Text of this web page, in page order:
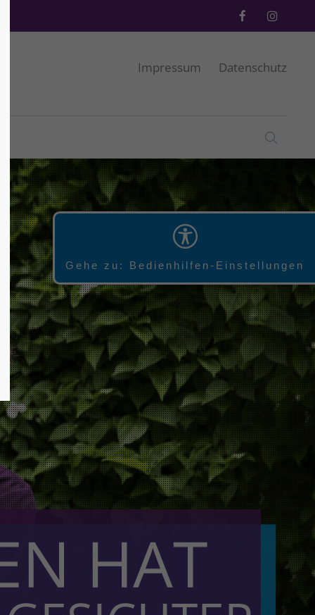
Impressum Datenschutz
HAT
Gehe zu: Bedienhilfen-Einstellungen